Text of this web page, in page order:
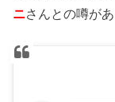
ニさんとの噂があ